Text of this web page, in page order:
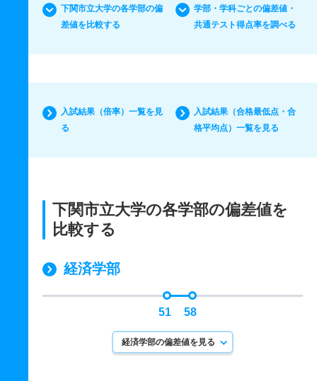
下関市立大学の各学部の偏
差値を比較する
学部・学科ごとの偏差値・
共通テスト得点率を調べる
入試結果（倍率）一覧を見
る
入試結果（合格最低点・合
格平均点）一覧を見る
下関市立大学の各学部の偏差値を
比較する
経済学部
51 58
経済学部の偏差値を見る